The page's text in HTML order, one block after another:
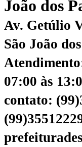
João dos
Av. Getúlio
São João
07:00 às
contato: